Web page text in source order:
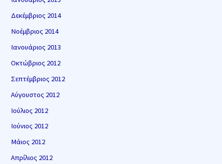
Δεκέμβριος 2014
Νοέμβριος 2014
Ιανουάριος 2013
Οκτώβριος 2012
Σεπτέμβριος 2012
Αύγουστος 2012
Ιούλιος 2012
Ιούνιος 2012
Μάιος 2012
Απρίλιος 2012